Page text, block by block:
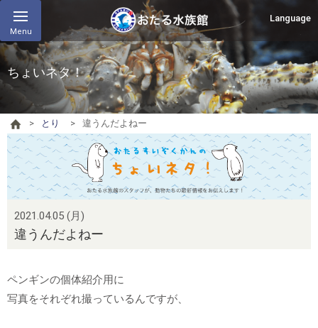
Menu
Language
ちょいネタ！
とり 違うんだよねー
2021.04.05 (月)
違うんだよねー
ペンギンの個体紹介用に
写真をそれぞれ撮っているんですが、